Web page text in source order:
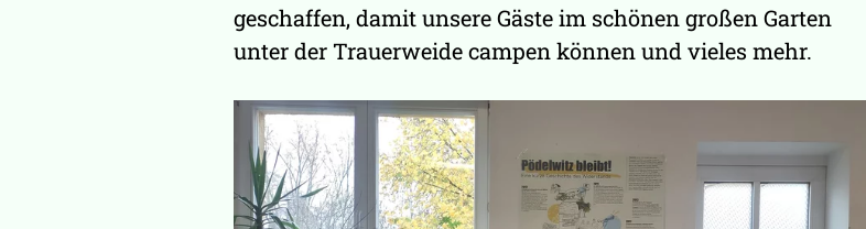
geschaffen, damit unsere Gäste im schönen großen Garten
unter der Trauerweide campen können und vieles mehr.